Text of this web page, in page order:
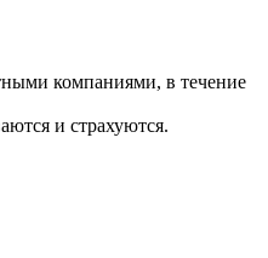
компаниями, в течение
и страхуются.